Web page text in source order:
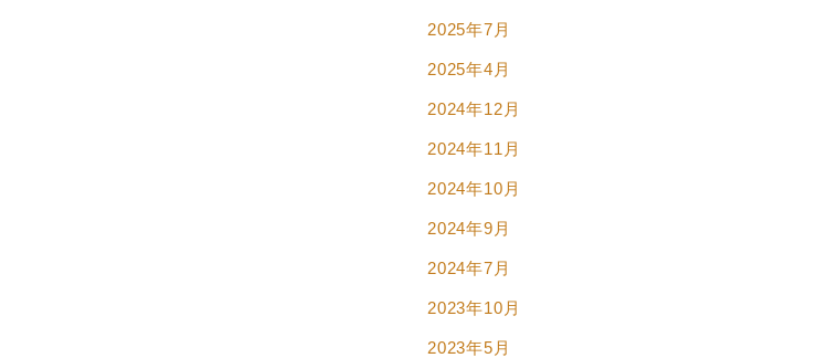
2025年7月
2025年4月
2024年12月
2024年11月
2024年10月
2024年9月
2024年7月
2023年10月
2023年5月